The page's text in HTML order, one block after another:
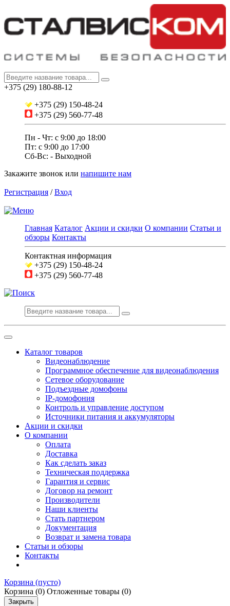
+375 (29) 180-88-12
+375 (29) 150-48-24
+375 (29) 560-77-48
Пн - Чт: с 9:00 до 18:00
Пт: c 9:00 до 17:00
Сб-Вс: - Выходной
Закажите звонок или напишите нам
Регистрация /Вход
Главная Каталог Акции и скидки О компании Статьи и
обзоры Контакты
Контактная информация
+375 (29) 150-48-24
+375 (29) 560-77-48
Каталог товаров
Видеонаблюдение
Программное обеспечение для видеонаблюдения
Сетевое оборудование
Подъездные домофоны
IP-домофония
Контроль и управление доступом
Источники питания и аккумуляторы
Акции и скидки
О компании
Оплата
Доставка
Как сделать заказ
Техническая поддержка
Гарантия и сервис
Договор на ремонт
Производители
Наши клиенты
Стать партнером
Документация
Возврат и замена товара
Статьи и обзоры
Контакты
Корзина (пусто)
Корзина (0) Отложенные товары (0)
Закрыть